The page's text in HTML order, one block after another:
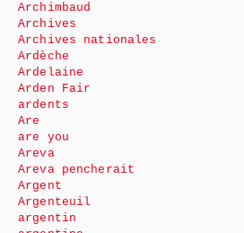
Archimbaud
Archives
Archives nationales
Ardèche
Ardelaine
Arden Fair
ardents
Are
are you
Areva
Areva pencherait
Argent
Argenteuil
argentin